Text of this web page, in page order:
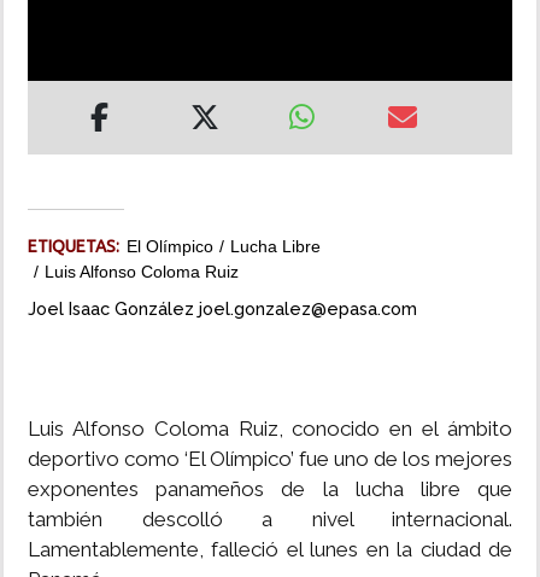
MULTIMEDIA
ETIQUETAS: El Olímpico
Lucha Libre
Luis Alfonso Coloma Ruiz
Joel Isaac González joel.gonzalez@epasa.com
Luis Alfonso Coloma Ruiz, conocido en el ámbito
deportivo como ‘El Olímpico’ fue uno de los mejores
exponentes panameños de la lucha libre que
también descolló a nivel internacional.
Lamentablemente, falleció el lunes en la ciudad de